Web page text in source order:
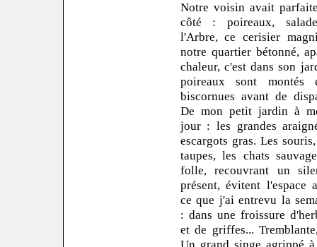
Notre voisin avait
côté : poireaux,
l'Arbre, ce cerisier
notre quartier bétonné,
chaleur, c'est dans son
poireaux sont
biscornues avant de
De mon petit jardin à
jour : les grandes
escargots gras. Les
taupes, les chats
folle, recouvrant un
présent, évitent l'espace
ce que j'ai entrevu la
: dans une froissure
et de griffes...